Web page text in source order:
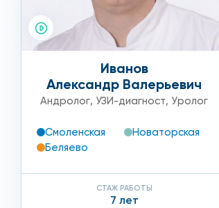
Иванов
Александр Валерьевич
Андролог, УЗИ-диагност, Уролог
Смоленская
Новаторская
Беляево
СТАЖ РАБОТЫ
7 лет